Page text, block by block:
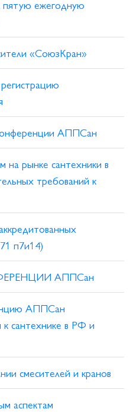
пятую ежегодную
«СоюзКран»
АППСан
рынке сантехники в
требований к
п7и14)
АППСан
АППСан
сантехнике в РФ и
смесителей и кранов
аспектам